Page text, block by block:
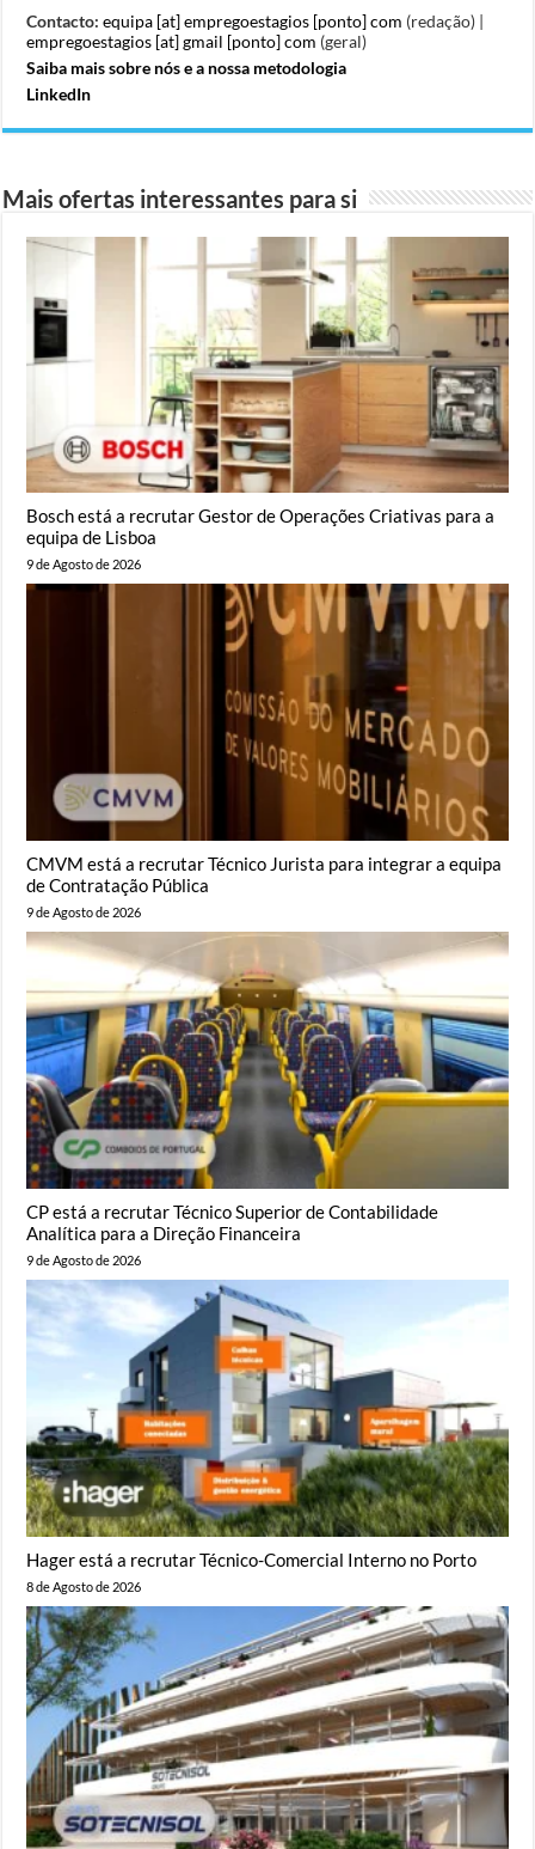
Contacto: equipa [at] empregoestagios [ponto] com (redação) |
empregoestagios [at] gmail [ponto] com (geral)
Saiba mais sobre nós e a nossa metodologia
LinkedIn
Mais ofertas interessantes para si
Bosch está a recrutar Gestor de Operações Criativas para a
equipa de Lisboa
9 de Agosto de 2026
CMVM está a recrutar Técnico Jurista para integrar a equipa
de Contratação Pública
9 de Agosto de 2026
CP está a recrutar Técnico Superior de Contabilidade
Analítica para a Direção Financeira
9 de Agosto de 2026
Hager está a recrutar Técnico-Comercial Interno no Porto
8 de Agosto de 2026